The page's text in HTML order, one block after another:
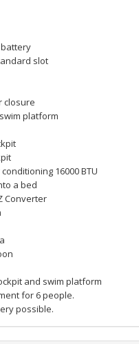
slot
closure
platform
16000 BTU
a bed
Converter
and swim platform
for 6 people.
possible.